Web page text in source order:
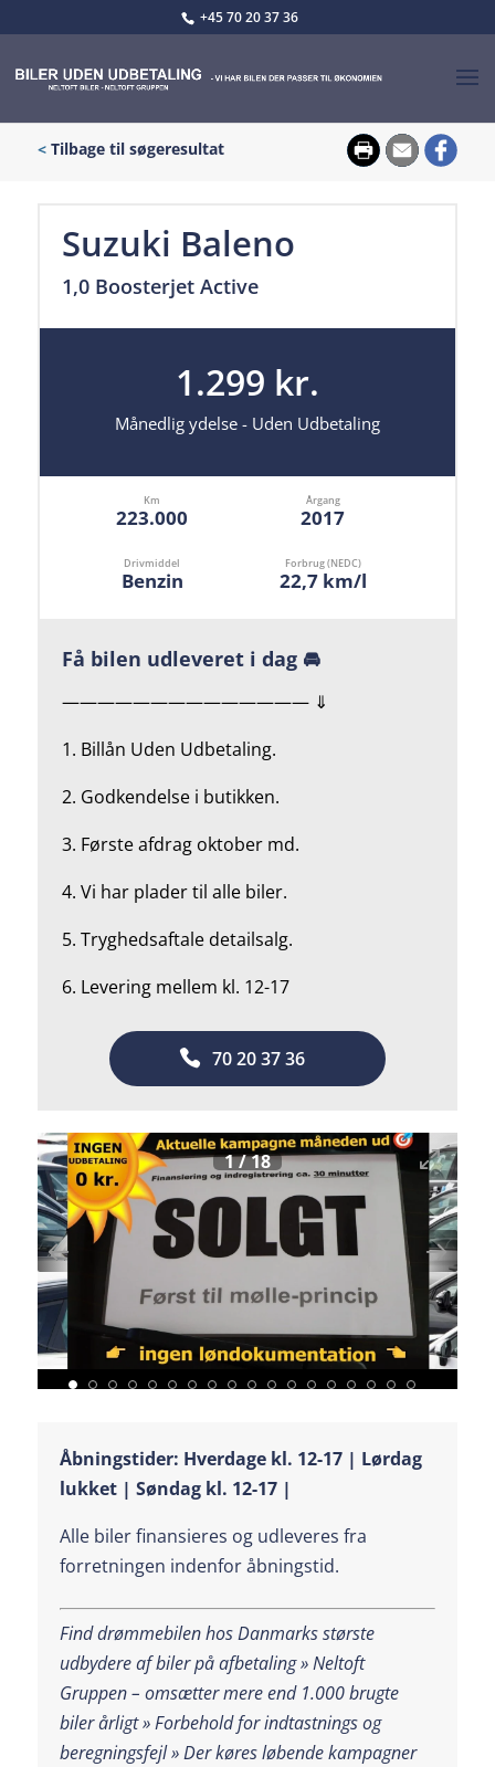
+45 70 20 37 36
< Tilbage til søgeresultat
1/18
Åbningstider: Hverdage kl. 12-17 | Lørdag
lukket | Søndag kl. 12-17 |
Alle biler finansieres og udleveres fra
forretningen indenfor åbningstid.
Find drømmebilen hos Danmarks største
udbydere af biler på afbetaling » Neltoft
Gruppen – omsætter mere end 1.000 brugte
biler årligt » Forbehold for indtastnings og
beregningsfejl »Der køres løbende kampagner
Suzuki Baleno
1,0 Boosterjet Active
1.299 kr.
Månedlig ydelse - Uden Udbetaling
Km
223.000
Årgang
2017
Drivmiddel
Benzin
Forbrug (NEDC)
22,7 km/l
Få bilen udleveret i dag 🚘
—————————————— ⇓
1. Billån Uden Udbetaling.
2. Godkendelse i butikken.
3. Første afdrag oktober md.
4. Vi har plader til alle biler.
5. Tryghedsaftale detailsalg.
6. Levering mellem kl. 12-17
70 20 37 36